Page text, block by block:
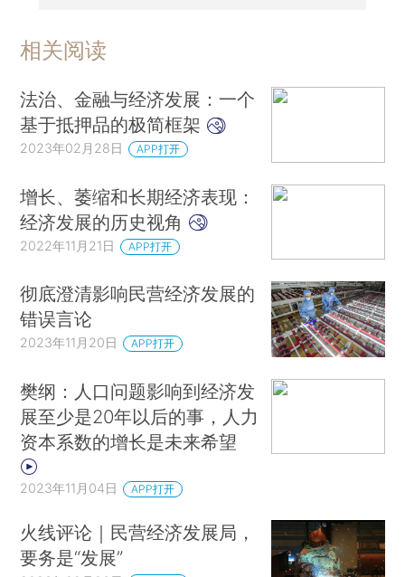
相关阅读
法治、金融与经济发展：一个
基于抵押品的极简框架
2023年02月28日 APP打开
增长、萎缩和长期经济表现：
经济发展的历史视角
2022年11月21日 APP打开
彻底澄清影响民营经济发展的
错误言论
2023年11月20日 APP打开
樊纲：人口问题影响到经济发
展至少是20年以后的事，人力
资本系数的增长是未来希望
2023年11月04日 APP打开
火线评论｜民营经济发展局，
要务是“发展”